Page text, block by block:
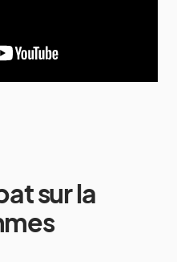
sur la